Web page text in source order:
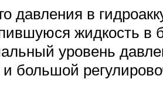
давления в
жидкость в
уровень
большой